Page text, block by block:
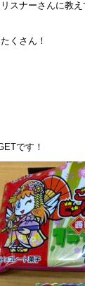
スナーさんに教
くさん！
です！